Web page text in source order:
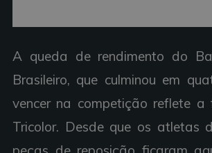
A queda de rendimento do
Brasileiro, que culminou em
vencer na competição reflete
Tricolor. Desde que os atletas